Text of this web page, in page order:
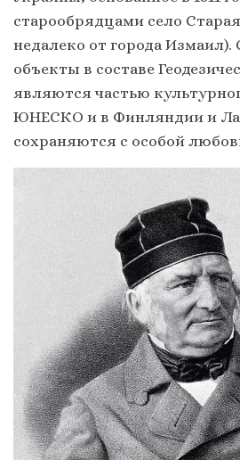
старообрядцами село
недалеко от города Измаил).
объекты в составе
являются частью
ЮНЕСКО и в Финляндии и
сохраняются с особой